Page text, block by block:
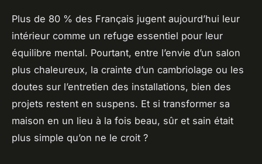
Plus de 80 % des Français jugent aujourd’hui leur
intérieur comme un refuge essentiel pour leur
équilibre mental. Pourtant, entre l’envie d’un salon
plus chaleureux, la crainte d’un cambriolage ou les
doutes sur l’entretien des installations, bien des
projets restent en suspens. Et si transformer sa
maison en un lieu à la fois beau, sûr et sain était
plus simple qu’on ne le croit ?